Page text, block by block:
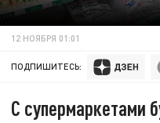
12 НОЯБРЯ 01:01
ПОДПИШИТЕСЬ:
С супермаркетами